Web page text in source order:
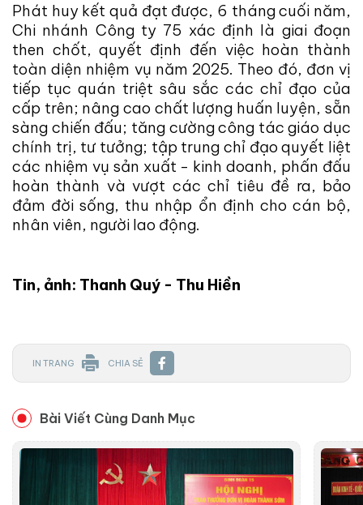
Phát huy kết quả đạt được, 6 tháng cuối năm,
Chi nhánh Công ty 75 xác định là giai đoạn
then chốt, quyết định đến việc hoàn thành
toàn diện nhiệm vụ năm 2025. Theo đó, đơn vị
tiếp tục quán triệt sâu sắc các chỉ đạo của
cấp trên; nâng cao chất lượng huấn luyện, sẵn
sàng chiến đấu; tăng cường công tác giáo dục
chính trị, tư tưởng; tập trung chỉ đạo quyết liệt
các nhiệm vụ sản xuất - kinh doanh, phấn đấu
hoàn thành và vượt các chỉ tiêu đề ra, bảo
đảm đời sống, thu nhập ổn định cho cán bộ,
nhân viên, người lao động.
Tin, ảnh: Thanh Quý - Thu Hiền
IN TRANG CHIA SẺ
Bài Viết Cùng Danh Mục